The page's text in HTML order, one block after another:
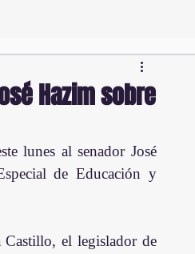
Hazim sobre
lunes al senador José
de Educación y
Castillo, el legislador de